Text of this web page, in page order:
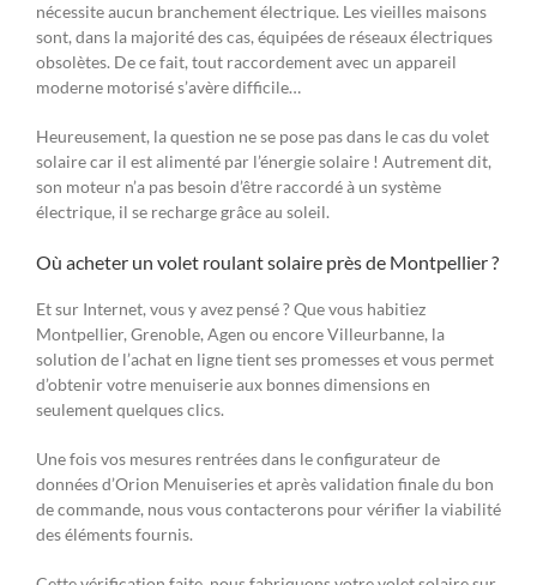
nécessite aucun branchement électrique. Les vieilles maisons
sont, dans la majorité des cas, équipées de réseaux électriques
obsolètes. De ce fait, tout raccordement avec un appareil
moderne motorisé s’avère difficile…
Heureusement, la question ne se pose pas dans le cas du volet
solaire car il est alimenté par l’énergie solaire ! Autrement dit,
son moteur n’a pas besoin d’être raccordé à un système
électrique, il se recharge grâce au soleil.
Où acheter un volet roulant solaire près de Montpellier ?
Et sur Internet, vous y avez pensé ? Que vous habitiez
Montpellier, Grenoble, Agen ou encore Villeurbanne, la
solution de l’achat en ligne tient ses promesses et vous permet
d’obtenir votre menuiserie aux bonnes dimensions en
seulement quelques clics.
Une fois vos mesures rentrées dans le configurateur de
données d’Orion Menuiseries et après validation finale du bon
de commande, nous vous contacterons pour vérifier la viabilité
des éléments fournis.